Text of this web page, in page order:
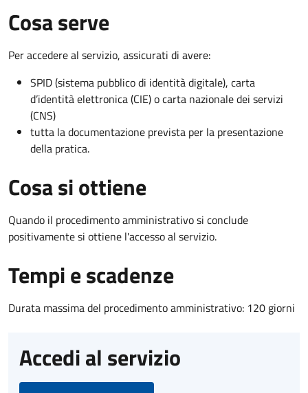
Cosa serve
Per accedere al servizio, assicurati di avere:
SPID (sistema pubblico di identità digitale), carta
d’identità elettronica (CIE) o carta nazionale dei servizi
(CNS)
tutta la documentazione prevista per la presentazione
della pratica.
Cosa si ottiene
Quando il procedimento amministrativo si conclude
positivamente si ottiene l'accesso al servizio.
Tempi e scadenze
Durata massima del procedimento amministrativo: 120 giorni
Accedi al servizio